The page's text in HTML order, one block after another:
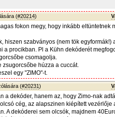
(#20214)
fokon megy, hogy inkább eltüntetnek
hiszen szabványos (nem tök egyformák!)
a procikban. Pl a Kühn dekóderét
csomagolja.
zsugorcsőbe húzza a cuccát.
egy "ZIMO"-t.
(#20231)
a dekóder, hanem az, hogy Zimo-nak
cég, az alapszinen kiépített vezérlője
A dekóderei sem olcsók, majdnem